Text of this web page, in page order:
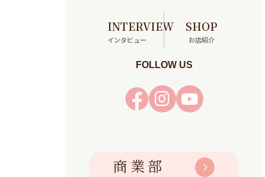
INTERVIEW
インタビュー
SHOP
お店紹介
FOLLOW US
商業部